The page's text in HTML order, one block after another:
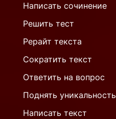
Написать сочинение
Решить тест
Рерайт текста
Сократить текст
Ответить на вопрос
Поднять уникальность
Написать текст